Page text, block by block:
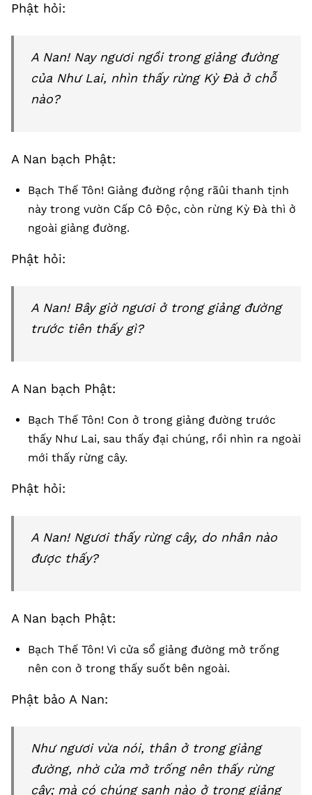
Phật hỏi:
A Nan! Nay ngươi ngồi trong giảng đường
của Như Lai, nhìn thấy rừng Kỳ Đà ở chỗ
nào?
A Nan bạch Phật:
Bạch Thế Tôn! Giảng đường rộng rãûi thanh tịnh
này trong vườn Cấp Cô Độc, còn rừng Kỳ Đà thì ở
ngoài giảng đường.
Phật hỏi:
A Nan! Bây giờ ngươi ở trong giảng đường
trước tiên thấy gì?
A Nan bạch Phật:
Bạch Thế Tôn! Con ở trong giảng đường trước
thấy Như Lai, sau thấy đại chúng, rồi nhìn ra ngoài
mới thấy rừng cây.
Phật hỏi:
A Nan! Ngươi thấy rừng cây, do nhân nào
được thấy?
A Nan bạch Phật:
Bạch Thế Tôn! Vì cửa sổ giảng đường mở trống
nên con ở trong thấy suốt bên ngoài.
Phật bảo A Nan:
Như ngươi vừa nói, thân ở trong giảng
đường, nhờ cửa mở trống nên thấy rừng
cây; mà có chúng sanh nào ở trong giảng